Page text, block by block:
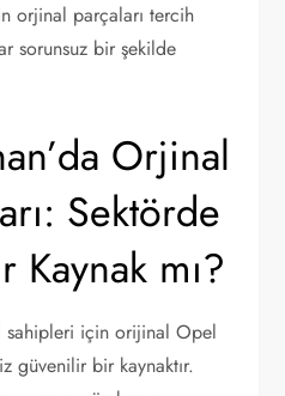
orjinal parçaları tercih
sorunsuz bir şekilde
Orjinal
Sektörde
mı?
için orijinal Opel
güvenilir bir kaynaktır.